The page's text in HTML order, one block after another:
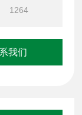
1264
我们